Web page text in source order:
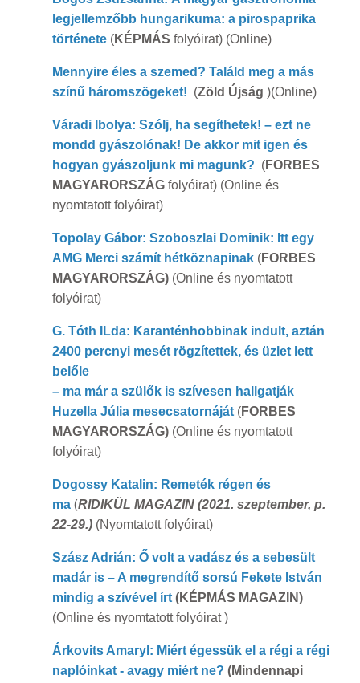
legjellemzőbb hungarikuma: a pirospaprika
története (KÉPMÁS folyóirat) (Online)
Mennyire éles a szemed? Találd meg a más
színű háromszögeket! (Zöld Újság )(Online)
Váradi Ibolya: Szólj, ha segíthetek! – ezt ne
mondd gyászolónak! De akkor mit igen és
hogyan gyászoljunk mi magunk? (FORBES
MAGYARORSZÁGfolyóirat) (Online és
nyomtatott folyóirat)
Topolay Gábor: Szoboszlai Dominik: Itt egy
AMG Merci számít hétköznapinak(FORBES
MAGYARORSZÁG) (Online és nyomtatott
folyóirat)
G. Tóth ILda: Karanténhobbinak indult, aztán
2400 percnyi mesét rögzítettek, és üzlet lett
belőle
– ma már a szülők is szívesen hallgatják
Huzella Júlia mesecsatornáját (FORBES
MAGYARORSZÁG) (Online és nyomtatott
folyóirat)
Dogossy Katalin: Remeték régen és
ma (RIDIKÜL MAGAZIN (2021. szeptember, p.
22-29.) (Nyomtatott folyóirat)
Szász Adrián: Ő volt a vadász és a sebesült
madár is – A megrendítő sorsú Fekete István
mindig a szívével írt (KÉPMÁS MAGAZIN)
(Online és nyomtatott folyóirat )
Árkovits Amaryl: Miért égessük el a régi a régi
naplóinkat - avagy miért ne? (Mindennapi